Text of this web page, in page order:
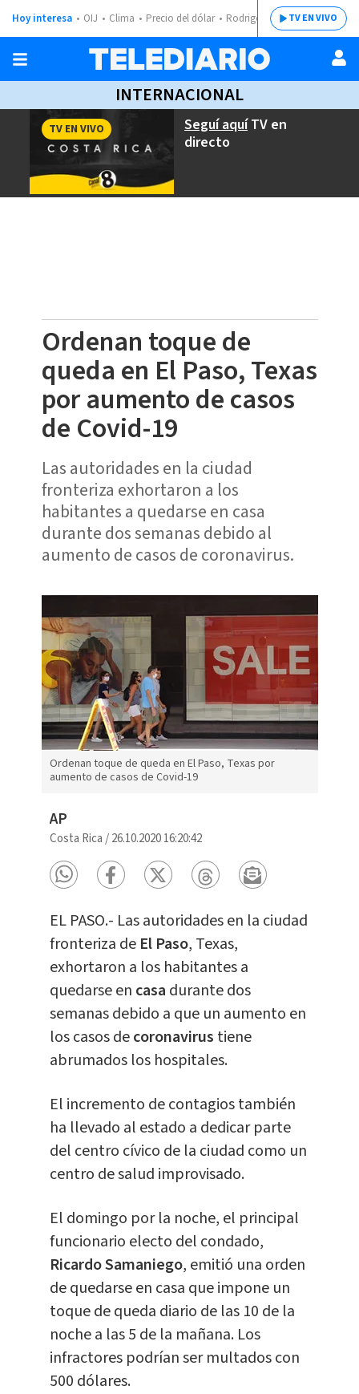
Hoy interesa OIJ Clima Precio del dólar Rodrigo ChavesTV EN VIVO
INTERNACIONAL
Seguí aquíTV en
directo
TV EN VIVO
Ordenan toque de
queda en El Paso, Texas
por aumento de casos
de Covid-19
Las autoridades en la ciudad
fronteriza exhortaron a los
habitantes a quedarse en casa
durante dos semanas debido al
aumento de casos de coronavirus.
Ordenan toque de queda en El Paso, Texas por
aumento de casos de Covid-19
AP
Costa Rica /26.10.2020 16:20:42
EL PASO.- Las autoridades en la ciudad
fronteriza de El Paso, Texas,
exhortaron a los habitantes a
quedarse en casa durante dos
semanas debido a que un aumento en
los casos decoronavirus tiene
abrumados los hospitales.
El incremento de contagios también
ha llevado al estado a dedicar parte
del centro cívico de la ciudad como un
centro de salud improvisado.
El domingo por la noche, el principal
funcionario electo del condado,
Ricardo Samaniego, emitió una orden
de quedarse en casa que impone un
toque de queda diario de las 10 de la
noche a las 5 de la mañana. Los
infractores podrían ser multados con
500 dólares.